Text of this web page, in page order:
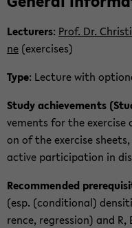
Lec­tu­rers: Prof. Dr.
ne (ex­er­ci­s­es)
Type: Lec­tu­re with
Study achie­vements
vements for the
on of the ex­er­ci­se
ac­ti­ve par­ti­ci­pa­ti­on in
Re­com­men­ded
(esp. (con­di­tio­nal)
rence, re­gres­si­on) and